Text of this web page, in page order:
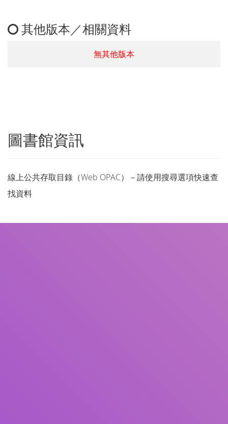
其他版本／相關資料
無其他版本
圖書館資訊
線上公共存取目錄（Web OPAC）－請使用搜尋選項快速查
找資料